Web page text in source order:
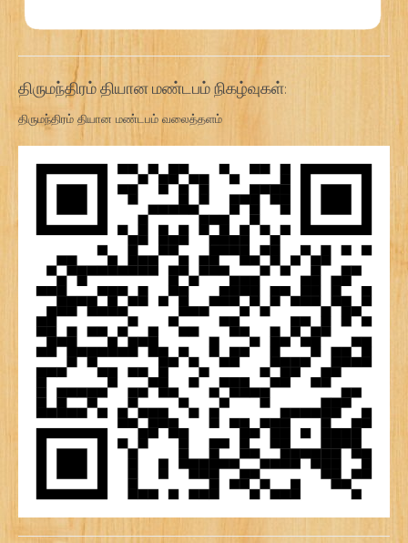
திருமந்திரம் தியான மண்டபம் நிகழ்வுகள்:
திருமந்திரம் தியான மண்டபம் வலைத்தளம்